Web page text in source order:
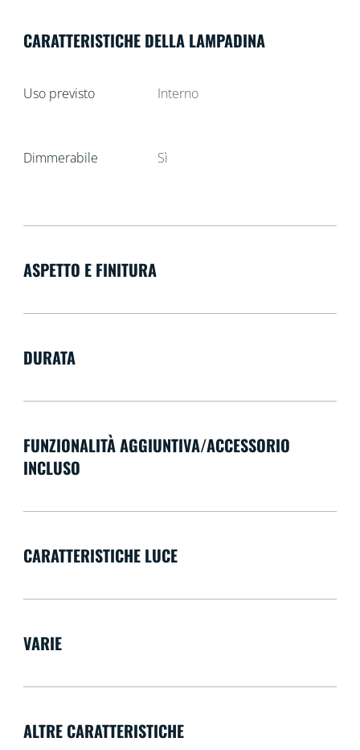
CARATTERISTICHE DELLA LAMPADINA
Uso previsto Interno
Dimmerabile Sì
ASPETTO E FINITURA
DURATA
FUNZIONALITÀ AGGIUNTIVA/ACCESSORIO
INCLUSO
CARATTERISTICHE LUCE
VARIE
ALTRE CARATTERISTICHE